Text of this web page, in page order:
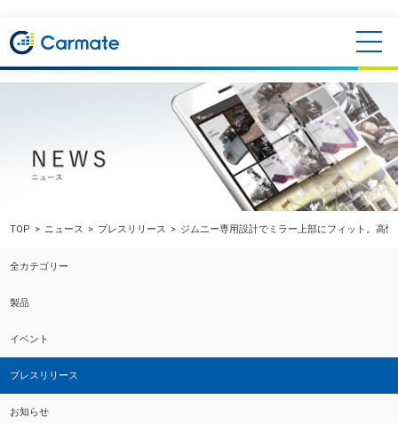
TOP ニュース プレスリリース ジムニー専用設計でミラー上部にフィット。高
全カテゴリー
製品
イベント
プレスリリース
お知らせ